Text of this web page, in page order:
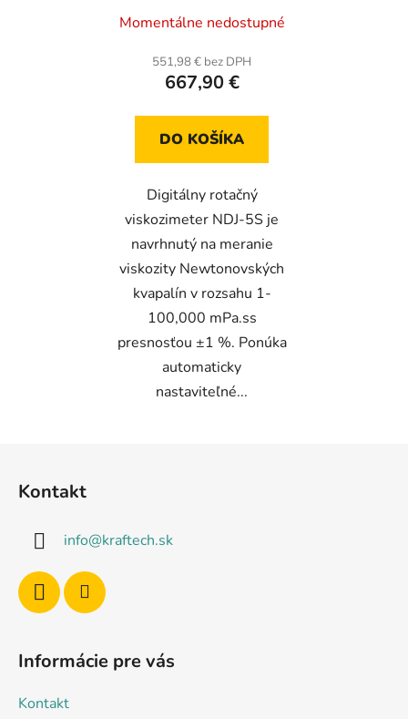
viskozity
Newtonovských
kvapalín, rozsah 1-
100000 mPa.s
Momentálne nedostupné
551,98 € bez DPH
667,90 €
DO KOŠÍKA
Digitálny rotačný
viskozimeter NDJ-5S je
navrhnutý na meranie
viskozity Newtonovských
kvapalín v rozsahu 1-
100,000 mPa.ss
presnosťou ±1 %. Ponúka
automaticky
nastaviteľné...
Kontakt
info@kraftech.sk
Informácie pre vás
Kontakt